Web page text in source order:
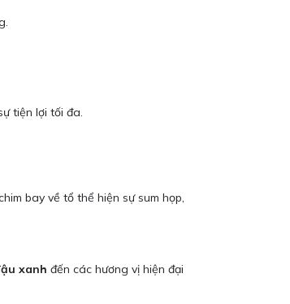
tiện lợi tối đa.
bay về tổ thể hiện sự sum họp,
xanh đến các hương vị hiện đại